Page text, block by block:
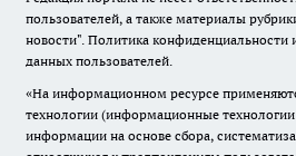
пользователей, а также материалы
новости". Политика конфиденциальности
данных пользователей.
«На информационном ресурсе
технологии (информационные
информации на основе сбора,